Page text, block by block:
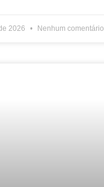
2026 Nenhum comentário